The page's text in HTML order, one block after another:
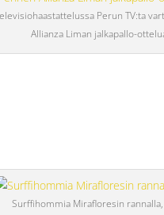
Perun TV:ta
Allianza Liman jalkapallo-
Surffihommia Mirafloresin rannalla,